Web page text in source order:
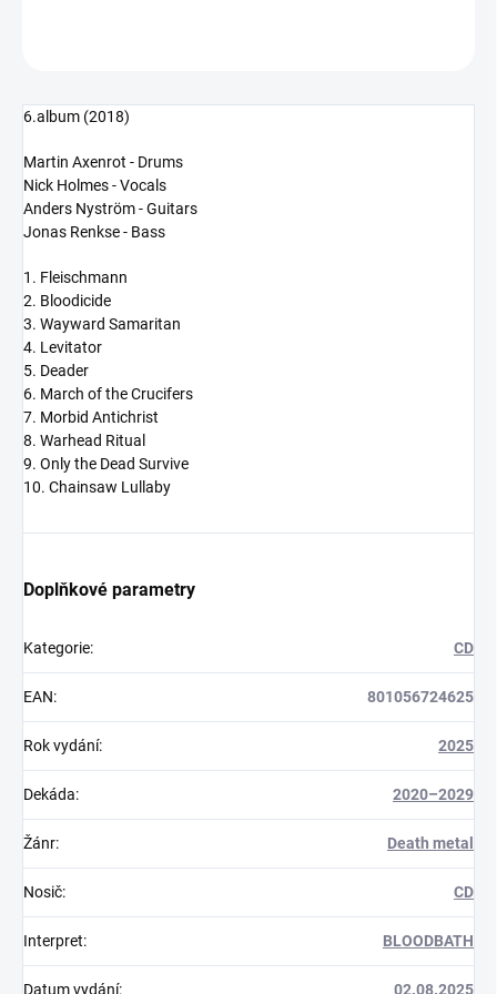
6.album (2018)
Martin Axenrot - Drums
Nick Holmes - Vocals
Anders Nyström - Guitars
Jonas Renkse - Bass
1. Fleischmann
2. Bloodicide
3. Wayward Samaritan
4. Levitator
5. Deader
6. March of the Crucifers
7. Morbid Antichrist
8. Warhead Ritual
9. Only the Dead Survive
10. Chainsaw Lullaby
Doplňkové parametry
Kategorie: CD
EAN: 801056724625
Rok vydání: 2025
Dekáda: 2020–2029
Žánr: Death metal
Nosič: CD
Interpret: BLOODBATH
Datum vydání: 02.08.2025